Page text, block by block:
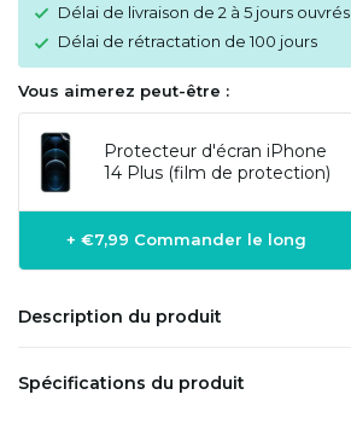
Délai de livraison de 2 à 5 jours ouvrés
Délai de rétractation de 100 jours
Vous aimerez peut-être :
Protecteur d'écran iPhone
14 Plus (film de protection)
+ €7,99 Commander le long
Description du produit
Spécifications du produit